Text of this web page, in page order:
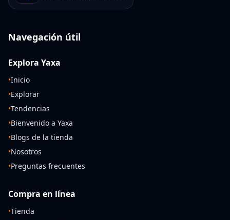
Navegación útil
Explora Yaxa
•Inicio
•Explorar
•Tendencias
•Bienvenido a Yaxa
•Blogs de la tienda
•Nosotros
•Preguntas frecuentes
Compra en línea
•Tienda